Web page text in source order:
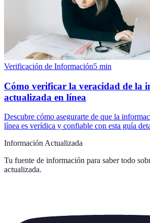
Verificación de Información5 min
Cómo verificar la veracidad de la
actualizada en línea
Descubre cómo asegurarte de que la
línea es verídica y confiable con esta guía
Información Actualizada
Tu fuente de información para saber todo
actualizada.